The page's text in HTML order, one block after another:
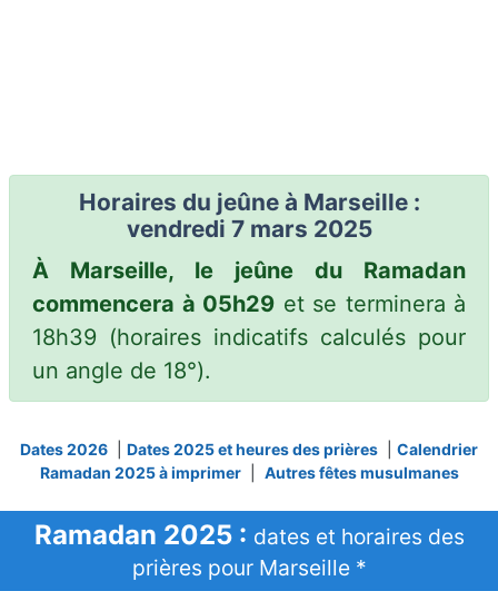
Horaires du jeûne à Marseille :
vendredi 7 mars 2025
À Marseille, le jeûne du Ramadan
commencera à 05h29 et se terminera à
18h39 (horaires indicatifs calculés pour
un angle de 18°).
Dates 2026 Dates 2025 et heures des prières
Calendrier
Ramadan 2025 à imprimer
Autres fêtes musulmanes
Ramadan 2025 : dates et horaires des
prières pour Marseille *